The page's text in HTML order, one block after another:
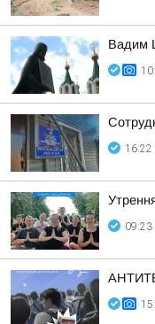
Вадим
16:22
09:23